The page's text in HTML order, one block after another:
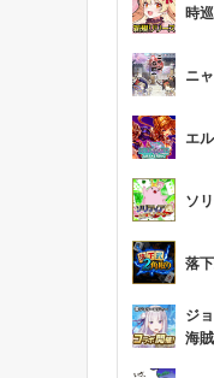
時
ニ
エ
ソ
落
ジ
海